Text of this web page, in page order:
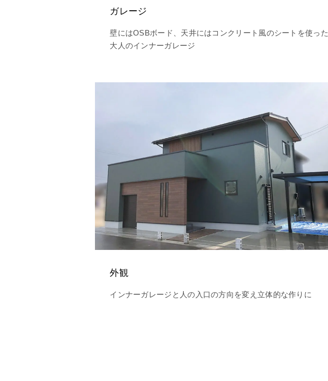
ガレージ
壁にはOSBボード、天井にはコンクリート風のシートを使った
大人のインナーガレージ
外観
インナーガレージと人の入口の方向を変え立体的な作りに